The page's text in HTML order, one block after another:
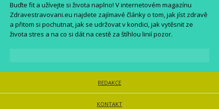
Buďte fit a užívejte si života naplno! V internetovém magazínu
Zdravestravovani.eu najdete zajímavé články o tom, jak jíst zdravě
a přitom si pochutnat, jak se udržovat v kondici, jak vytěsnit ze
života stres a na co si dát na cestě za štíhlou linií pozor.
REDAKCE
KONTAKT